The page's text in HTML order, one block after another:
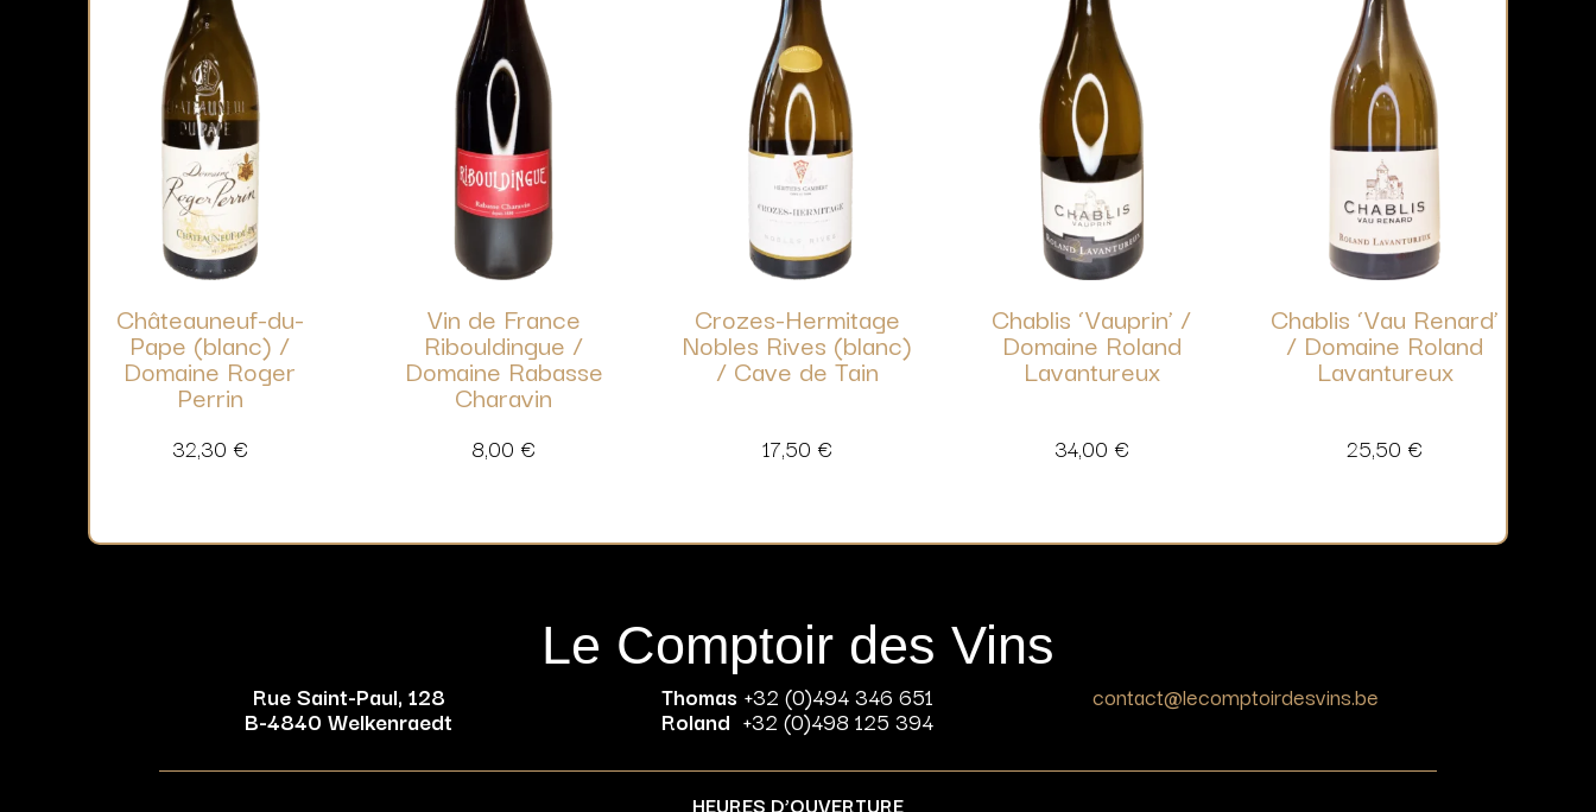
Châteauneuf-du-
Pape (blanc) /
Domaine Roger
Perrin
32,30 €
Vin de France
Ribouldingue /
Domaine Rabasse
Charavin
8,00 €
Crozes-Hermitage
Nobles Rives (blanc)
/ Cave de Tain
17,50 €
Chablis ‘Vauprin’ /
Domaine Roland
Lavantureux
34,00 €
Chablis ‘Vau Renard’
/ Domaine Roland
Lavantureux
25,50 €
Le Comptoir des Vins
Rue Saint-Paul, 128
B-4840 Welkenraedt
Thomas +32 (0)494 346 651
Roland +32 (0)498 125 394
contact@lecomptoirdesvins.be
HEURES D’OUVERTURE